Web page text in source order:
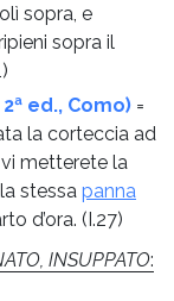
sopra, e
sopra il
ed., Como) =
la corteccia ad
metterete la
stessa panna
d’ora. (I.27)
INSUPPATO: